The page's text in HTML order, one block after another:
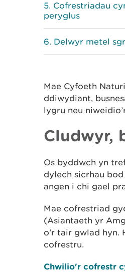
Cofrestriadau
peryglus
Delwyr metel
Mae Cyfoeth
ddiwydiant,
lygru neu
Cludwyr,
Os byddwch yn
dylech sicrhau
angen i chi gael
Mae cofrestriad
(Asiantaeth yr
o'r tair gwlad hyn.
cofrestru.
Chwilio'r cofrestr